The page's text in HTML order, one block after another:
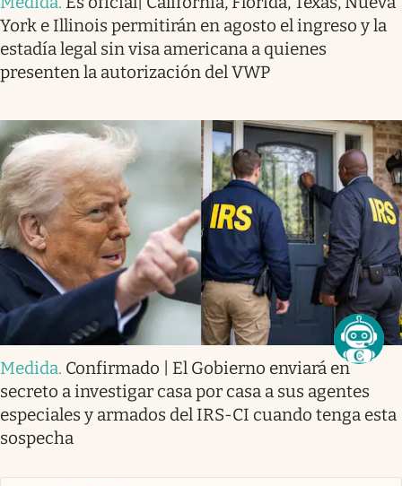
York e Illinois permitirán en agosto el ingreso y la
estadía legal sin visa americana a quienes
presenten la autorización del VWP
Medida. Confirmado | El Gobierno enviará en
secreto a investigar casa por casa a sus agentes
especiales y armados del IRS-CI cuando tenga esta
sospecha